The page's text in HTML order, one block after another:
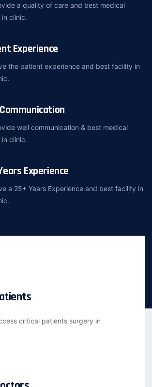
a quality of care and best medical
clinic.
Experience
the patient experience and best facility in
well communication & best medical
clinic.
Experience
a 25+ Years Experience and best facility in
critical patients surgery in